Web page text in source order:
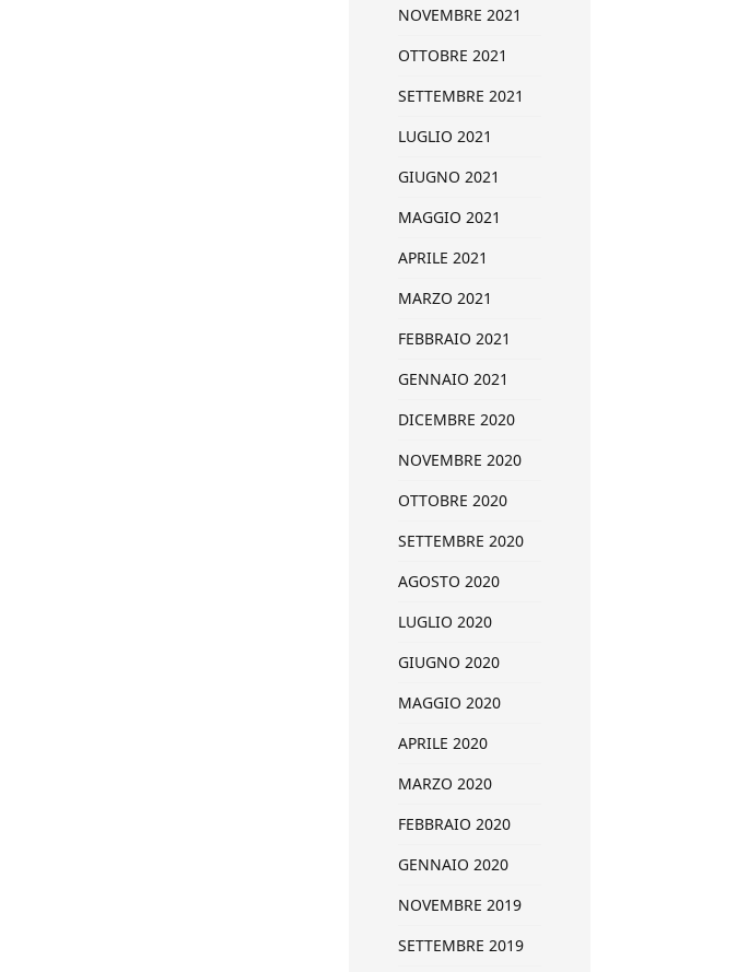
NOVEMBRE 2021
OTTOBRE 2021
SETTEMBRE 2021
LUGLIO 2021
GIUGNO 2021
MAGGIO 2021
APRILE 2021
MARZO 2021
FEBBRAIO 2021
GENNAIO 2021
DICEMBRE 2020
NOVEMBRE 2020
OTTOBRE 2020
SETTEMBRE 2020
AGOSTO 2020
LUGLIO 2020
GIUGNO 2020
MAGGIO 2020
APRILE 2020
MARZO 2020
FEBBRAIO 2020
GENNAIO 2020
NOVEMBRE 2019
SETTEMBRE 2019